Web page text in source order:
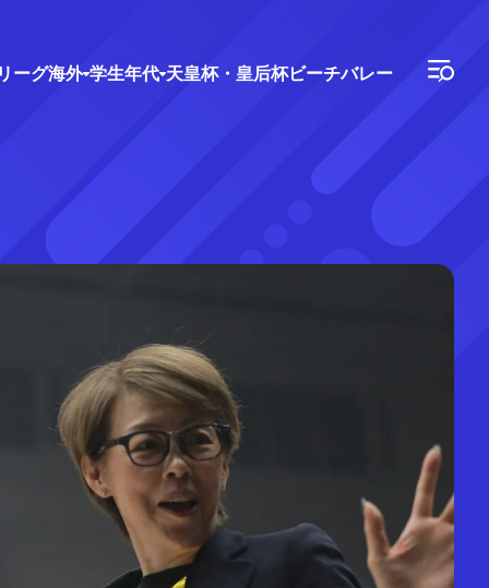
ーグ海外 学生年代 天皇杯・皇后杯ビーチバレー